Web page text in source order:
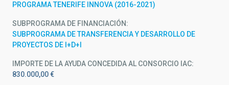
PROGRAMA TENERIFE INNOVA (2016-2021)
SUBPROGRAMA DE FINANCIACIÓN
SUBPROGRAMA DE TRANSFERENCIA Y DESARROLLO DE
PROYECTOS DE I+D+I
IMPORTE DE LA AYUDA CONCEDIDA AL CONSORCIO IAC
830.000,00 €